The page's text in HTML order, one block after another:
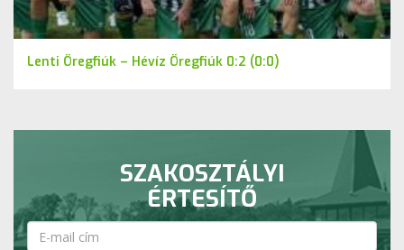
Lenti Öregfiúk – Hévíz Öregfiúk 0:2 (0:0)
SZAKOSZTÁLYI
ÉRTESÍTŐ